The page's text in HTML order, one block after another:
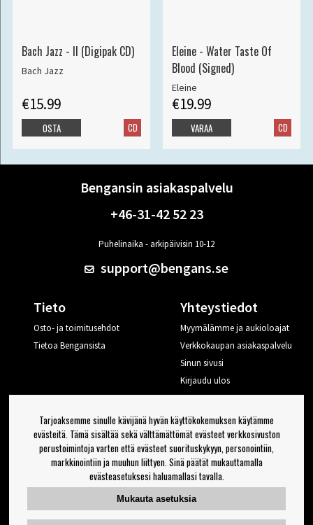
Bach Jazz - II (Digipak CD)
Bach Jazz
€15.99
CD
OSTA
Eleine - Water Taste Of
Blood (Signed)
Eleine
€19.99
CD
VARAA
Bengansin asiakaspalvelu
+46-31-42 52 23
Puhelinaika - arkipäivisin 10-12
support@bengans.se
Tieto
Osto- ja toimitusehdot
Tietoa Bengansista
Yhteystiedot
Myymälämme ja aukioloajat
Verkkokaupan asiakaspalvelu
Sinun sivusi
Kirjaudu ulos
Haluan vinkkejä Bengansilta
OK
Uutiskirjeen asetukset
Seuraa meitä
Tarjoaksemme sinulle kävijänä hyvän käyttökokemuksen käytämme
evästeitä. Tämä sisältää sekä välttämättömät evästeet verkkosivuston
perustoimintoja varten että evästeet suorituskykyyn, personointiin,
markkinointiin ja muuhun liittyen. Sinä päätät mukauttamalla
evästeasetuksesi haluamallasi tavalla.
Mukauta asetuksia